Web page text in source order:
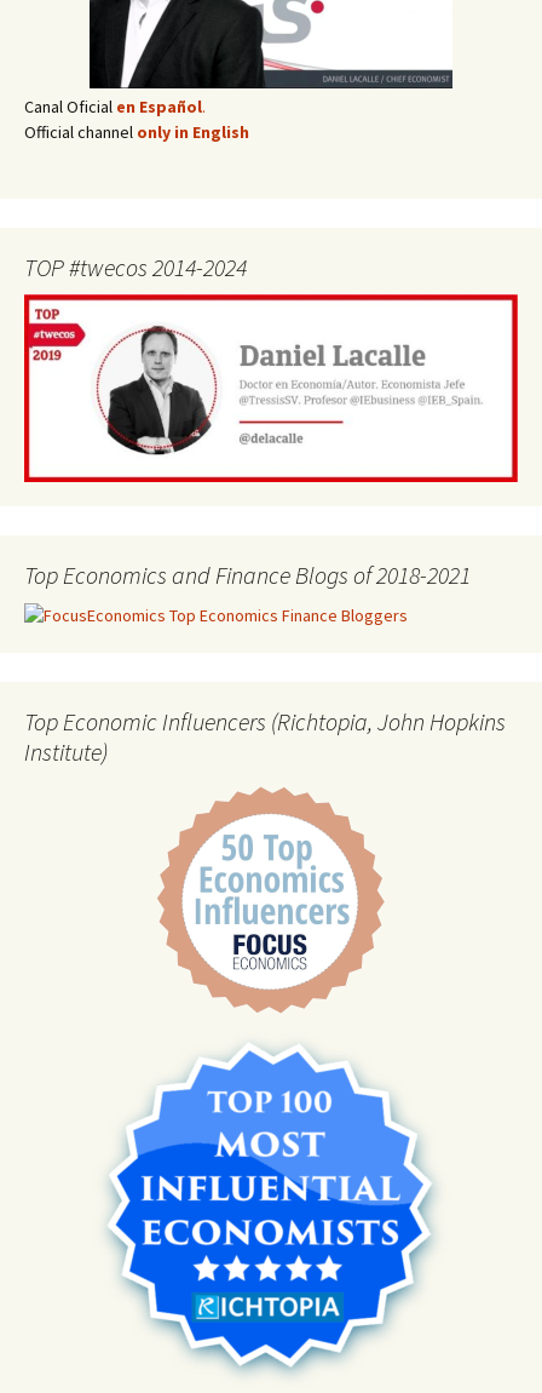
Canal Oficial en Español.
Official channel only in English
TOP #twecos 2014-2024
Top Economics and Finance Blogs of 2018-2021
Top Economic Influencers (Richtopia, John Hopkins
Institute)